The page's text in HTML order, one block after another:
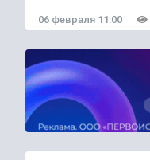
06 февраля 11:00